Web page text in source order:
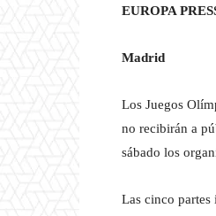
EUROPA
Madrid
Los Juegos
no recibirán a
sábado los
Las cinco